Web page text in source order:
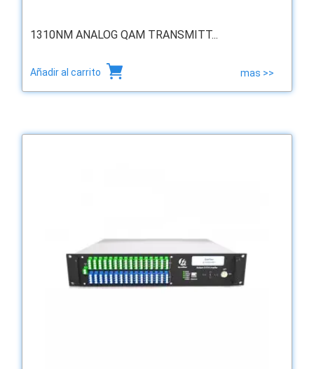
1310NM ANALOG QAM TRANSMITT...
Añadir al carrito mas >>